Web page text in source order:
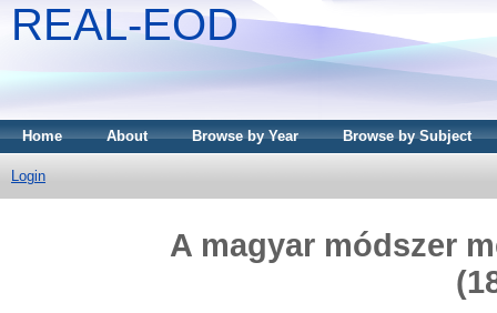
REAL-EOD
Home About Browse by Year Browse by Subject
Login
A magyar módszer